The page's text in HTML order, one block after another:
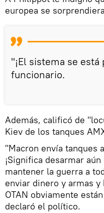
europea se
"¡El sistema se
funcionario.
Además, calificó de
Kiev de los tanques
"Macron envía tanques
¡Significa desarmar
mantener la guerra a
enviar dinero y armas y
OTAN obviamente
declaró el político.